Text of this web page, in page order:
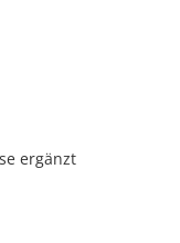
ergänzt